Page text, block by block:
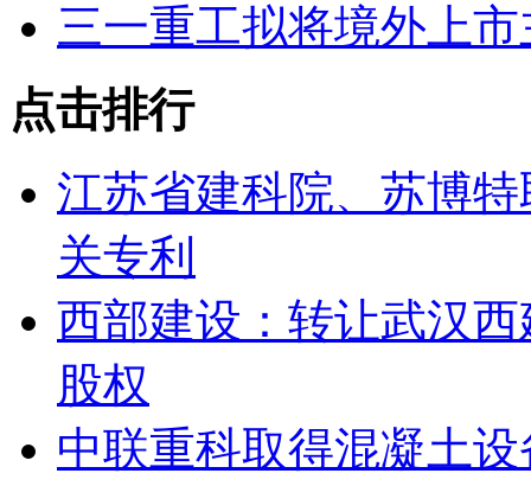
三一重工拟将境外上
点击排行
江苏省建科院、苏博
关专利
西部建设：转让武汉
股权
中联重科取得混凝土